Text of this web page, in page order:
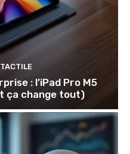
: l’iPad Pro M5
ça change tout)